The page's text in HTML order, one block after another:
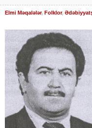
Elmi Məqalələr, Folklor,